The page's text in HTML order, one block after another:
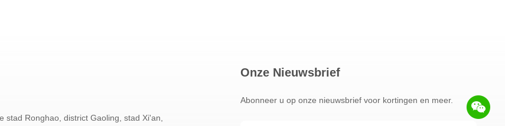
stad Ronghao, district Gaoling, stad Xi'an,
Onze Nieuwsbrief
Abonneer u op onze nieuwsbrief voor kortingen en meer.